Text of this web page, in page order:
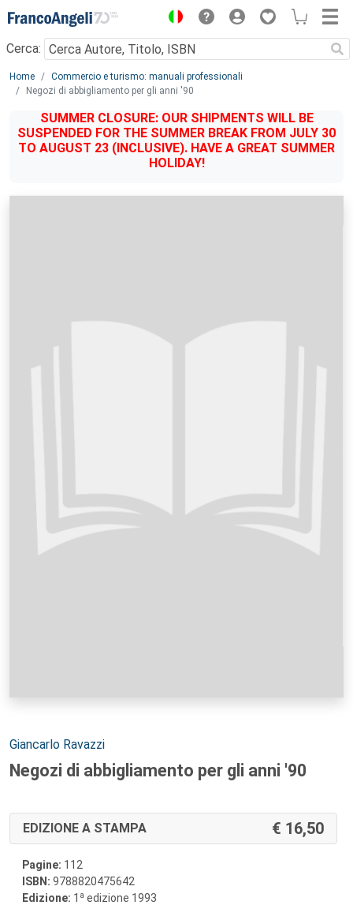
Menu
Cerca:
Main content
Home
Commercio e turismo: manuali professionali
Negozi di abbigliamento per gli anni '90
SUMMER CLOSURE: OUR SHIPMENTS WILL BE
SUSPENDED FOR THE SUMMER BREAK FROM JULY 30
TO AUGUST 23 (INCLUSIVE). HAVE A GREAT SUMMER
HOLIDAY!
Autori:
Giancarlo Ravazzi
Negozi di abbigliamento per gli anni '90
EDIZIONE A STAMPA 16,50
Pagine: 112
ISBN: 9788820475642
Edizione: 1 a edizione 1993